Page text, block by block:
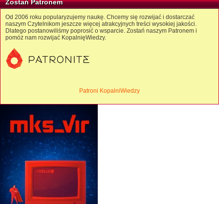
Zostań Patronem
Od 2006 roku popularyzujemy naukę. Chcemy się rozwijać i dostarczać
naszym Czytelnikom jeszcze więcej atrakcyjnych treści wysokiej jakości.
Dlatego postanowiliśmy poprosić o wsparcie. Zostań naszym Patronem i
pomóż nam rozwijać KopalnięWiedzy.
Patroni KopalniWiedzy